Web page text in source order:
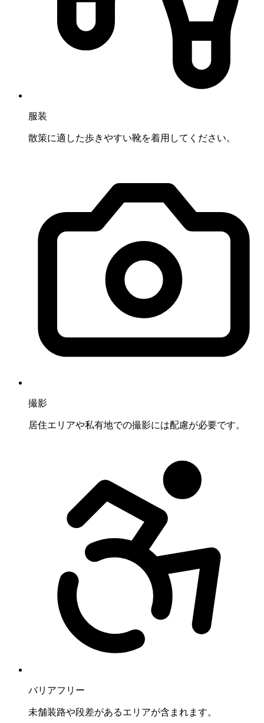
服装
散策に適した歩きやすい靴を着用してください。
撮影
居住エリアや私有地での撮影には配慮が必要です。
バリアフリー
未舗装路や段差があるエリアが含まれます。